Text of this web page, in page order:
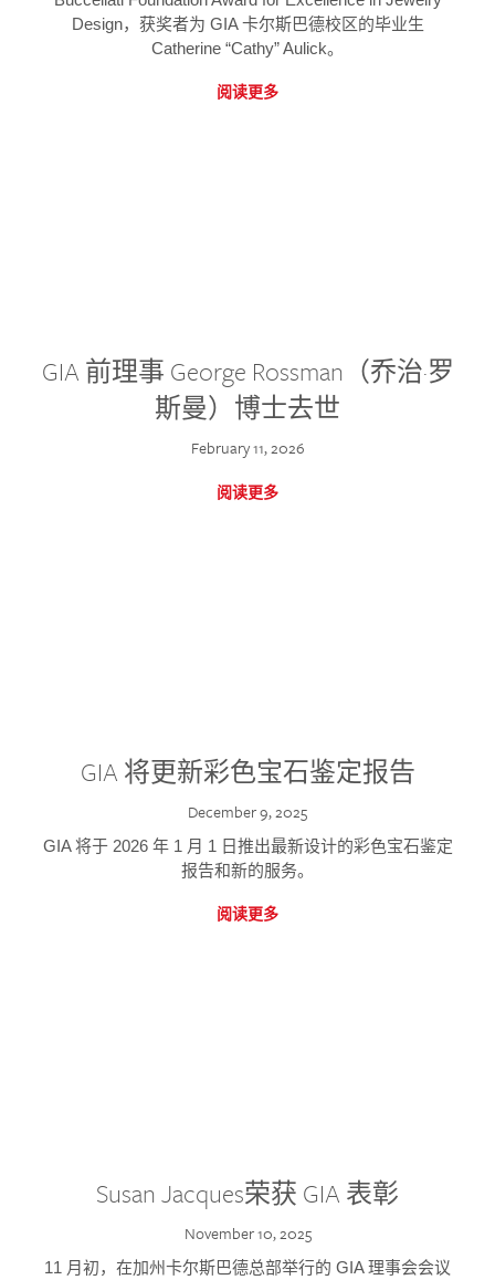
Design，获奖者为 GIA 卡尔斯巴德校区的毕业生
Catherine “Cathy” Aulick。
阅读更多
GIA 前理事 George Rossman（乔治·罗
斯曼）博士去世
February 11, 2026
阅读更多
GIA 将更新彩色宝石鉴定报告
December 9, 2025
GIA 将于 2026 年 1 月 1 日推出最新设计的彩色宝石鉴定
报告和新的服务。
阅读更多
Susan Jacques荣获 GIA 表彰
November 10, 2025
11 月初，在加州卡尔斯巴德总部举行的 GIA 理事会会议